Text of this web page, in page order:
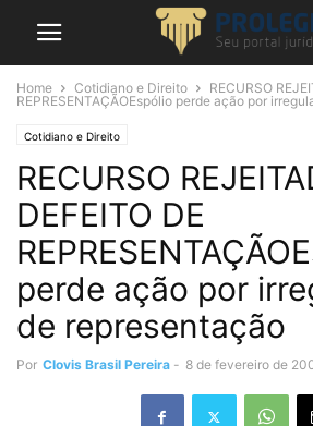
Home Cotidiano e Direito
RECURSO
REPRESENTAÇÃOEspólio perde ação por
Cotidiano e Direito
RECURSO
DEFEITO DE
perde ação por
de representação
Por Clovis Brasil Pereira - 8 de fevereiro de